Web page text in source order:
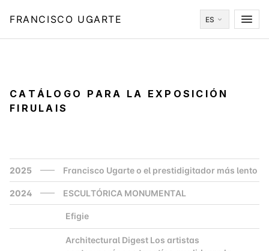
FRANCISCO UGARTE ES
2025 Francisco Ugarte o el prestidigitador más lento
2024 ESCULTÓRICA MONUMENTAL
Efigie
Architectural Digest Los artistas
CATÁLOGO PARA LA EXPOSICIÓN
FIRULAIS